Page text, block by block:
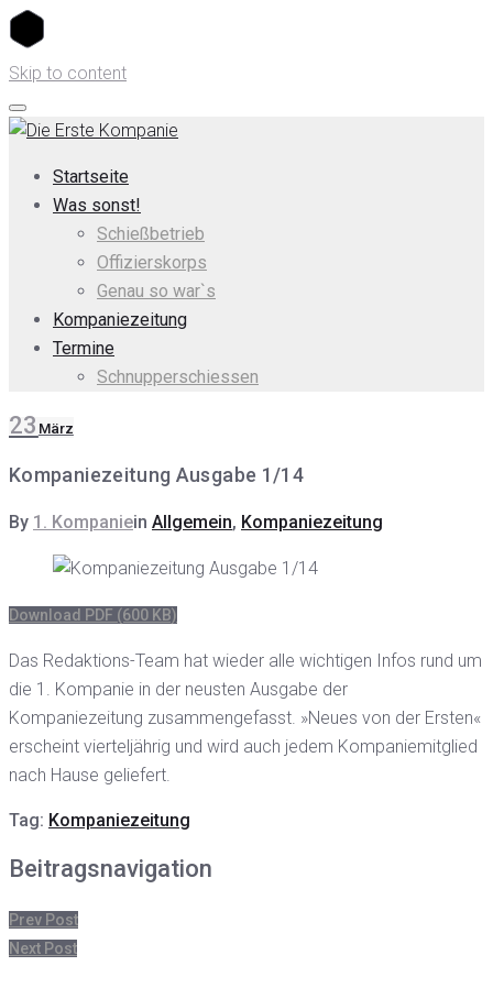
Skip to content
Startseite
Was sonst!
Schießbetrieb
Offizierskorps
Genau so war`s
Kompaniezeitung
Termine
Schnupperschiessen
23 März
Kompaniezeitung Ausgabe 1/14
By 1. Kompaniein Allgemein, Kompaniezeitung
Download PDF (600 KB)
Das Redaktions-Team hat wieder alle wichtigen Infos rund um
die 1. Kompanie in der neusten Ausgabe der
Kompaniezeitung zusammengefasst. »Neues von der Ersten«
erscheint vierteljährig und wird auch jedem Kompaniemitglied
nach Hause geliefert.
Tag: Kompaniezeitung
Beitragsnavigation
Prev Post
Next Post